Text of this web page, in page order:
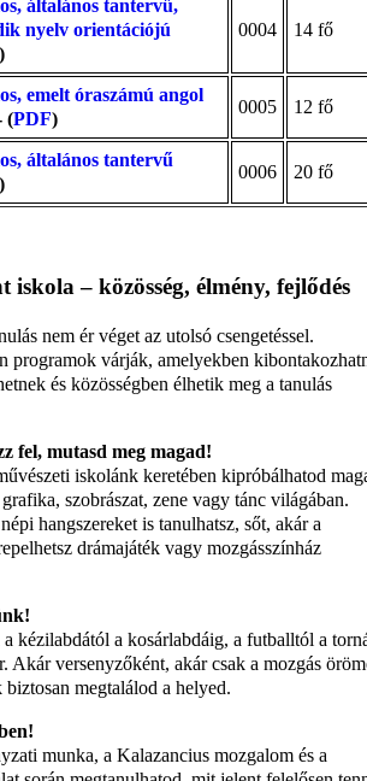
általános tantervű,
nyelv orientációjú
)
0004 14 fő
emelt óraszámú angol
(PDF)
0005 12 fő
általános tantervű
)
0006 20 fő
iskola – közösség, élmény, fejlődés
nem ér véget az utolsó csengetéssel.
programok várják, amelyekben
és közösségben élhetik meg a tanulás
fel, mutasd meg magad!
iskolánk keretében kipróbálhatod
szobrászat, zene vagy tánc világában.
hangszereket is tanulhatsz, sőt, akár a
drámajáték vagy mozgásszínház
kézilabdától a kosárlabdáig, a futballtól a
Akár versenyzőként, akár csak a mozgás
megtalálod a helyed.
munka, a Kalazancius mozgalom és a